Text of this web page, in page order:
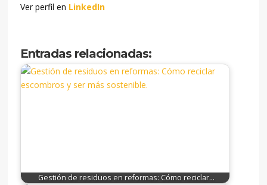
Ver perfil en LinkedIn
Entradas relacionadas:
Gestión de residuos en reformas: Cómo reciclar…